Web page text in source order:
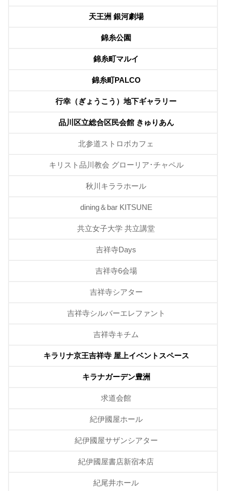
天王洲 銀河劇場
錦糸公園
錦糸町マルイ
錦糸町PALCO
行幸（ぎょうこう）地下ギャラリー
品川区立総合区民会館 きゅりあん
北参道ストロボカフェ
キリスト品川教会 グローリア･チャペル
秋川キララホール
dining＆bar KITSUNE
共立女子大学 共立講堂
吉祥寺Days
吉祥寺6会場
吉祥寺シアター
吉祥寺シルバーエレファント
吉祥寺キチム
キラリナ京王吉祥寺 屋上イベントスペース
キラナガーデン豊洲
求道会館
紀伊國屋ホール
紀伊國屋サザンシアター
紀伊國屋書店新宿本店
紀尾井ホール